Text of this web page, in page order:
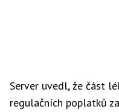
Server uvedl, že část
regulačních poplatků